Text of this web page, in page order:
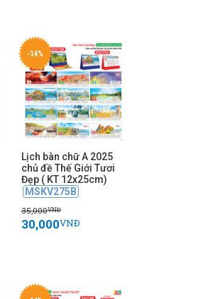
-14%
Lịch bàn chữ A 2025
chủ đề Thế Giới Tươi
Đẹp ( KT 12x25cm)
MSKV275B
35,000VNĐ
30,000VNĐ